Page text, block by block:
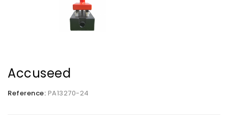
Accuseed
Reference: PA13270-24